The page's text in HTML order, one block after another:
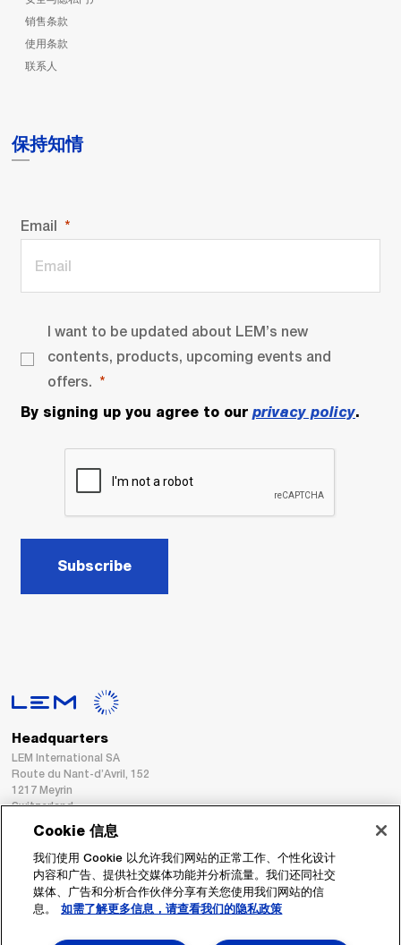
销售条款
使用条款
联系人
保持知情
Email
I want to be updated about LEM’s new
contents, products, upcoming events and
offers.
By signing up you agree to our privacy policy.
Subscribe
Headquarters
LEM International SA
Route du Nant-d’Avril, 152
1217 Meyrin
Switzerland
Fax : +41 22 794 94 78
Cookie 信息
我们使用 Cookie 以允许我们网站的正常工作、个性化设计
内容和广告、提供社交媒体功能并分析流量。我们还同社交
媒体、广告和分析合作伙伴分享有关您使用我们网站的信
息。
如需了解更多信息，请查看我们的隐私政策